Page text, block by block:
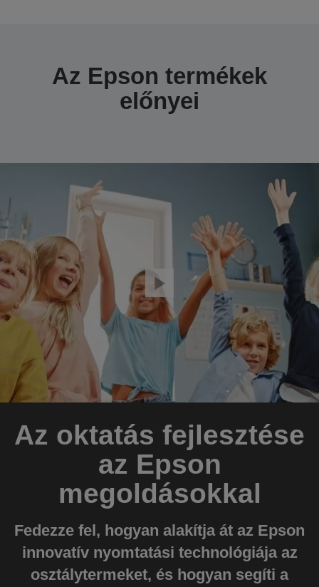
Az Epson termékek
előnyei
Az oktatás fejlesztése
az Epson
megoldásokkal
Fedezze fel, hogyan alakítja át az Epson
innovatív nyomtatási technológiája az
osztálytermeket, és hogyan segíti a